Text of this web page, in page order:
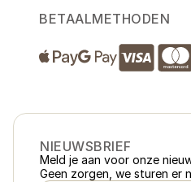
BETAALMETHODEN
NIEUWSBRIEF
Meld je aan voor onze
Geen zorgen, we sturen er